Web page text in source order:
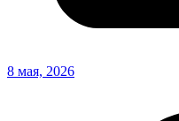
8 мая, 2026